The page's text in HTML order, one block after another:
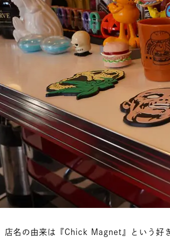
店名の由来は『Chick Magnet』という好